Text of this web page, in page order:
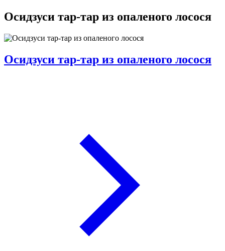
Осидзуси тар-тар из опаленого лосося
Осидзуси тар-тар из опаленого лосося